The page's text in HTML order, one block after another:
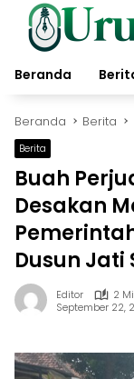
Langsung
konten
Beranda
Beranda Berita
Berita
Buah
Desakan
Dusun Jati
Editor
2
September 22,